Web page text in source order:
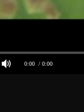
0:00 / 0:00